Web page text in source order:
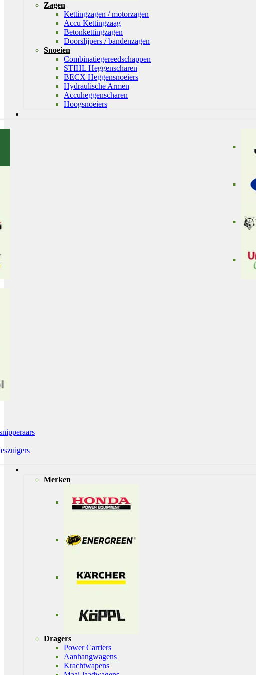
Zagen
Kettingzagen / motorzagen
Accu Kettingzaag
Betonkettingzagen
Doorslijpers / bandenzagen
Snoeien
Combinatiegereedschappen
STIHL Heggenscharen
BECX Heggensnoeiers
Hydraulische Armen
Accuheggenscharen
Hoogsnoeiers
Merken
Dragers
Power Carriers
Aanhangwagens
Krachtwapens